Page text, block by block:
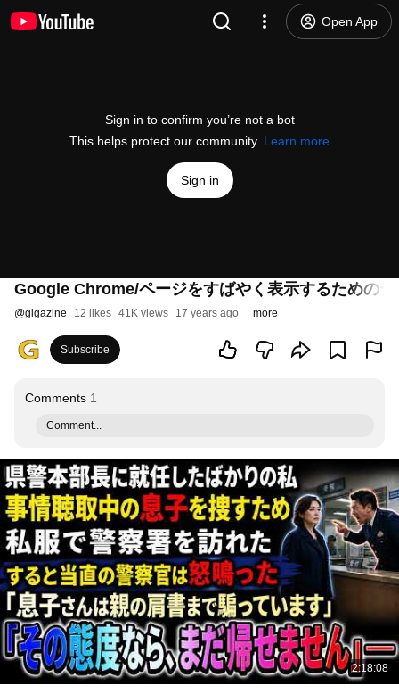
Open App
Sign in to confirm you’re not a bot
This helps protect our community. Learn more
Sign in
Google Chrome/ページをすばやく表示するためのテ
@gigazine 12 likes 41K views 17 years ago more
Subscribe
Comments 1
Comment...
2:18:08